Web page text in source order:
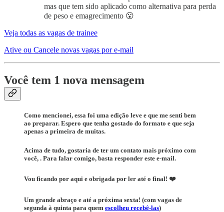
mas que tem sido aplicado como alternativa para perda
de peso e emagrecimento 😮
Veja todas as vagas de trainee
Ative ou Cancele novas vagas por e-mail
Você tem 1 nova mensagem
Como mencionei, essa foi uma edição leve e que me senti bem
ao preparar. Espero que tenha gostado do formato e que seja
apenas a primeira de muitas.
Acima de tudo, gostaria de ter um contato mais próximo com
você, . Para falar comigo, basta responder este e-mail.
Vou ficando por aqui e obrigada por ler até o final! ❤️
Um grande abraço e até a próxima sexta! (com vagas de
segunda à quinta para quem escolheu recebê-las)